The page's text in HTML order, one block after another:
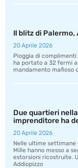
Il blitz di
20 Aprile 2026
Pioggia di
ha portato a 32 fermi a
mandamento mafioso
Due quartieri
imprenditore ha
20 Aprile 2026
Nelle ultime settimane
Mille hanno messo a
estorsioni ricostruite.
Addiopizzo